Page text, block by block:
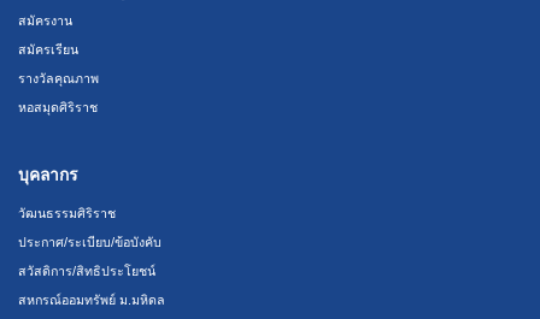
สมัครงาน
สมัครเรียน
รางวัลคุณภาพ
หอสมุดศิริราช
บุคลากร
วัฒนธรรมศิริราช
ประกาศ/ระเบียบ/ข้อบังคับ
สวัสดิการ/สิทธิประโยชน์
สหกรณ์ออมทรัพย์ ม.มหิดล